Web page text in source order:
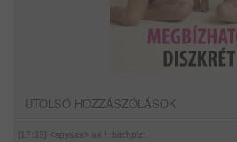
UTOLSÓ HOZZÁSZÓLÁSOK
[17:33] <spysas> ari ! :bitchplz: